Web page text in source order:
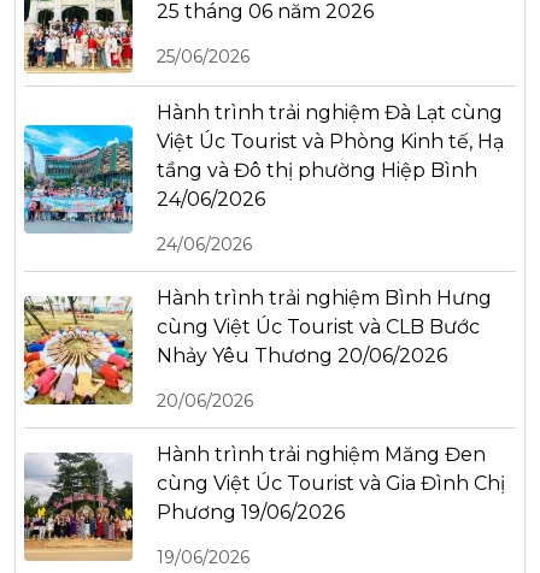
25 tháng 06 năm 2026
25/06/2026
Hành trình trải nghiệm Đà Lạt cùng
Việt Úc Tourist và Phòng Kinh tế, Hạ
tầng và Đô thị phường Hiệp Bình
24/06/2026
24/06/2026
Hành trình trải nghiệm Bình Hưng
cùng Việt Úc Tourist và CLB Bước
Nhảy Yêu Thương 20/06/2026
20/06/2026
Hành trình trải nghiệm Măng Đen
cùng Việt Úc Tourist và Gia Đình Chị
Phương 19/06/2026
19/06/2026